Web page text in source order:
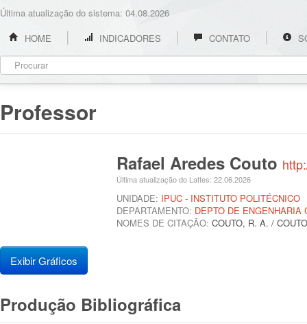
Última atualização do sistema: 04.08.2026
HOME
INDICADORES CONTATO
Professor
Rafael Aredes Couto
Última atualização do Lattes: 22.06.2026
UNIDADE: IPUC - INSTITUTO POLITÉCNICO
DEPARTAMENTO: DEPTO DE ENGENHARIA
NOMES DE CITAÇÃO: COUTO, R. A. /
Exibir Gráficos
Produção Bibliográfica